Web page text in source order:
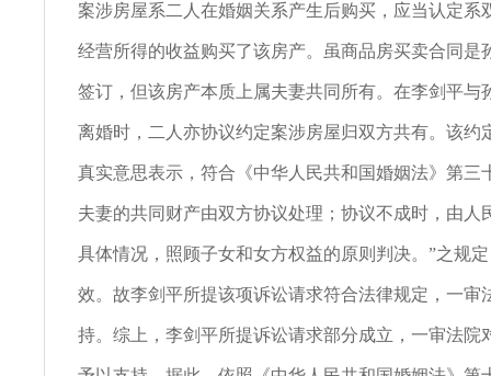
案涉房屋系二人在婚姻关系产生后购买，应当认定系
经营所得的收益购买了该房产。虽商品房买卖合同是
签订，但该房产本质上属夫妻共同所有。在李剑平与
离婚时，二人亦协议约定案涉房屋归双方共有。该约
真实意思表示，符合《中华人民共和国婚姻法》第三
夫妻的共同财产由双方协议处理；协议不成时，由人
具体情况，照顾子女和女方权益的原则判决。”之规
效。故李剑平所提该项诉讼请求符合法律规定，一审
持。综上，李剑平所提诉讼请求部分成立，一审法院